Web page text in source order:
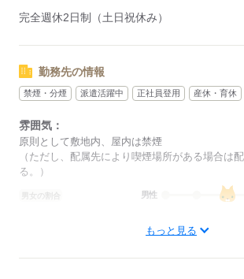
完全週休2日制（土日祝休み）
勤務先の情報
禁煙・分煙 派遣活躍中 正社員登用 産休・育休
雰囲気：
原則として敷地内、屋内は禁煙
（ただし、配属先により喫煙場所がある場合は
る。）
男女の割合 男性
ひとりでもっと見る